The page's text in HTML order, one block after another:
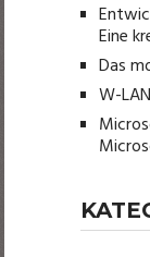
Eine
Das
W-